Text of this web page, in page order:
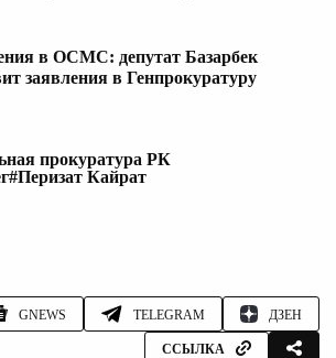
в ОСМС: депутат Базарбек
заявления в Генпрокуратуру
прокуратура РК
#Перизат Кайрат
GNEWS TELEGRAM ДЗЕН
ССЫЛКА